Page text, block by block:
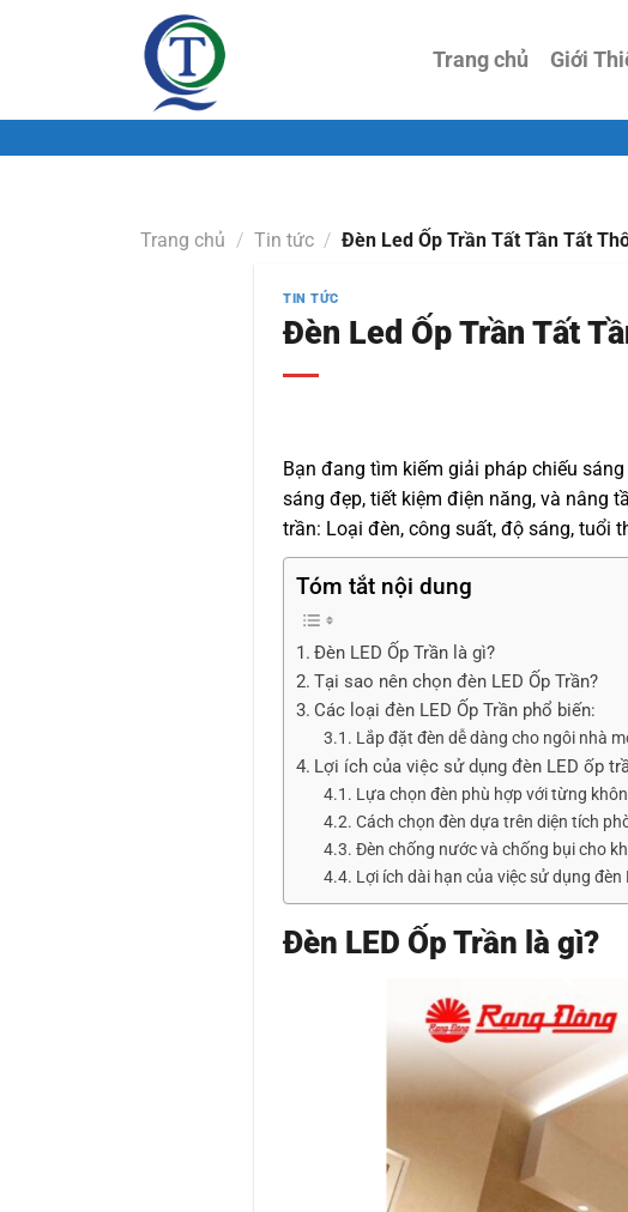
Trang chủ Giới
Trang chủ / Tin tức / Đèn Led Ốp Trần Tất Tần Tất
TIN TỨC
Đèn Led Ốp Trần Tất
Bạn đang tìm kiếm giải pháp chiếu
sáng đẹp, tiết kiệm điện năng, và nâng
trần: Loại đèn, công suất, độ sáng, tuổi
Tóm tắt nội dung
Đèn LED Ốp Trần là gì?
Tại sao nên chọn đèn LED Ốp Trần?
Các loại đèn LED Ốp Trần phổ biến:
Lắp đặt đèn dễ dàng cho ngôi nhà
Lợi ích của việc sử dụng đèn LED ốp
Lựa chọn đèn phù hợp với từng
Cách chọn đèn dựa trên diện tích
Đèn chống nước và chống bụi cho
Lợi ích dài hạn của việc sử dụng đèn
Đèn LED Ốp Trần là gì?